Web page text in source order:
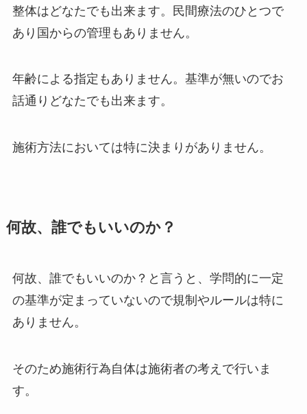
整体はどなたでも出来ます。民間療法のひとつで
あり国からの管理もありません。
年齢による指定もありません。基準が無いのでお
話通りどなたでも出来ます。
施術方法においては特に決まりがありません。
何故、誰でもいいのか？
何故、誰でもいいのか？と言うと、学問的に一定
の基準が定まっていないので規制やルールは特に
ありません。
そのため施術行為自体は施術者の考えで行いま
す。